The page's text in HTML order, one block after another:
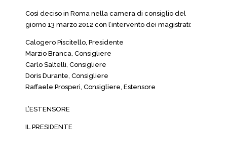
Così deciso in Roma nella camera di consiglio del
giorno 13 marzo 2012 con l’intervento dei magistrati:
Calogero Piscitello, Presidente
Marzio Branca, Consigliere
Carlo Saltelli, Consigliere
Doris Durante, Consigliere
Raffaele Prosperi, Consigliere, Estensore
L’ESTENSORE
IL PRESIDENTE